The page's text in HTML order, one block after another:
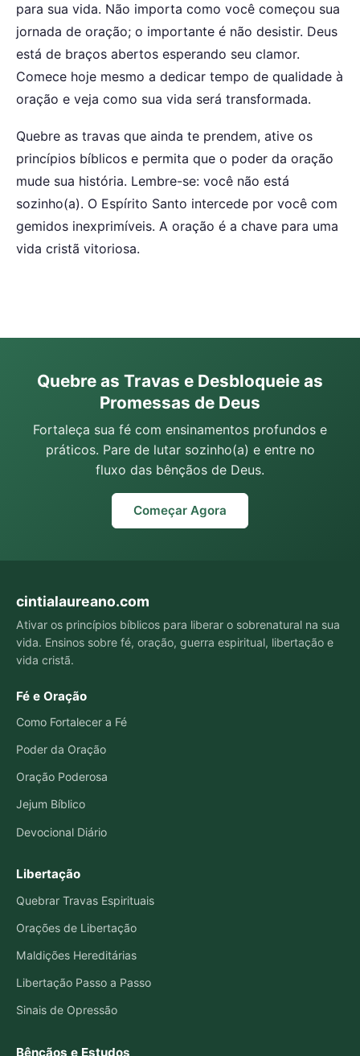
para sua vida. Não importa como você começou sua
jornada de oração; o importante é não desistir. Deus
está de braços abertos esperando seu clamor.
Comece hoje mesmo a dedicar tempo de qualidade à
oração e veja como sua vida será transformada.
Quebre as travas que ainda te prendem, ative os
princípios bíblicos e permita que o poder da oração
mude sua história. Lembre-se: você não está
sozinho(a). O Espírito Santo intercede por você com
gemidos inexprimíveis. A oração é a chave para uma
vida cristã vitoriosa.
Quebre as Travas e Desbloqueie as
Promessas de Deus
Fortaleça sua fé com ensinamentos profundos e
práticos. Pare de lutar sozinho(a) e entre no
fluxo das bênçãos de Deus.
Começar Agora
cintialaureano.com
Ativar os princípios bíblicos para liberar o sobrenatural na sua
vida. Ensinos sobre fé, oração, guerra espiritual, libertação e
vida cristã.
Fé e Oração
Como Fortalecer a Fé
Poder da Oração
Oração Poderosa
Jejum Bíblico
Devocional Diário
Libertação
Quebrar Travas Espirituais
Orações de Libertação
Maldições Hereditárias
Libertação Passo a Passo
Sinais de Opressão
Bênçãos e Estudos